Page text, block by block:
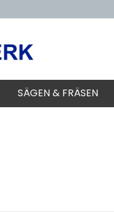
SÄGEN & FRÄSEN